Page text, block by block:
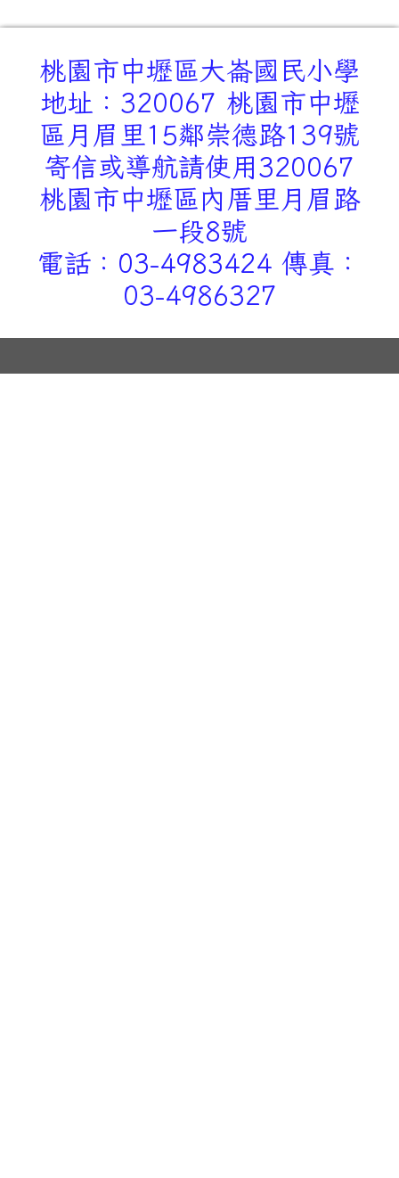
桃園市中壢區大崙國民小學
地址：320067 桃園市中壢
區月眉里15鄰崇德路139號
寄信或導航請使用320067
桃園市中壢區內厝里月眉路
一段8號
電話：03-4983424 傳真：
03-4986327